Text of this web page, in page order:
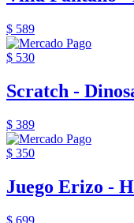
$ 589
$ 530
Scratch -
$ 389
$ 350
Juego Erizo -
$ 699